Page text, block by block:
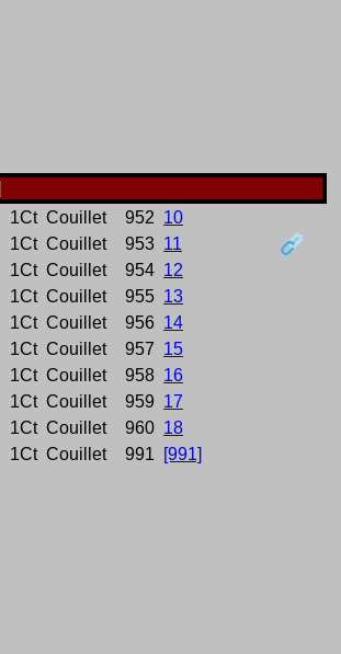
1Ct Couillet 952 10
1Ct Couillet 953 11
1Ct Couillet 954 12
1Ct Couillet 955 13
1Ct Couillet 956 14
1Ct Couillet 957 15
1Ct Couillet 958 16
1Ct Couillet 959 17
1Ct Couillet 960 18
1Ct Couillet 991 [991]